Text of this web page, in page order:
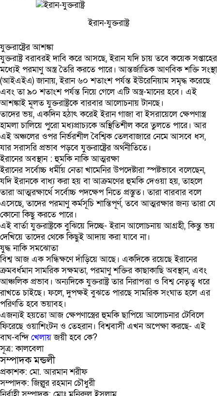
ইরান-যুক্তরাষ্ট্র
যুক্তরাষ্ট্রের আশঙ্কা
যুক্তরাষ্ট্র বরাবরই দাবি করে আসছে, ইরান যদি চায় তবে কয়েক সপ্তাহের
মধ্যেই পরমাণু অস্ত্র তৈরি করতে পারে। আন্তর্জাতিক আণবিক শক্তি সংস্থা
(আইএইএ) জানায়, ইরান ৬০ শতাংশ পর্যন্ত ইউরেনিয়াম সমৃদ্ধ করেছে
এবং তা ৯০ শতাংশ পর্যন্ত নিয়ে গেলে এটি অস্ত্র-মানের হবে। এই
আশঙ্কাই মূলত যুক্তরাষ্ট্রকে বারবার আলোচনায় টানছে।
তাদের ভয়, একদিন হঠাৎ করেই ইরান গাজা বা ইসরায়েলে ক্ষেপণাস্ত্র
হামলা চালিয়ে পুরো মধ্যপ্রাচ্যকে অস্থিতিশীল করে তুলতে পারে। আর
এই অঞ্চলের ওপর নির্ভরশীল বৈশ্বিক তেলবাজারে নেমে আসবে ধস,
যার সরাসরি প্রভাব পড়বে যুক্তরাষ্ট্রের অর্থনীতিতে।
ইরানের অবস্থান : হুমকি নাকি আত্মরক্ষা
ইরানের সর্বোচ্চ ধর্মীয় নেতা খামেনির উপদেষ্টারা স্পষ্টভাবে বলেছেন,
যদি ইরানকে বাধ্য করা হয় বা আক্রমণের হুমকি দেওয়া হয়, তাহলে
তারা আত্মরক্ষার্থে সর্বোচ্চ পদক্ষেপ নিতে প্রস্তুত। তারা বারবার বলে
এসেছে, তাদের পরমাণু কর্মসূচি শান্তিপূর্ণ, তবে আত্মরক্ষার জন্য তারা যে
কোনো কিছু করতে পারে।
এই বার্তা যুক্তরাষ্ট্রকে বুঝিয়ে দিচ্ছে- ইরান আলোচনায় আগ্রহী, কিন্তু ভয়
দেখিয়ে তাদের থেকে কিছুই আদায় করা যাবে না।
যুদ্ধ নাকি সমঝোতা
বিশ্ব আজ এক সন্ধিক্ষণে দাঁড়িয়ে আছে। একদিকে রয়েছে ইরানের
ক্রমবর্ধমান সামরিক সক্ষমতা, পরমাণু শক্তির কাছাকাছি অবস্থান, এবং
আঞ্চলিক প্রভাব। অন্যদিকে যুক্তরাষ্ট্র তার নিরাপত্তা ও বিশ্ব নেতৃত্ব ধরে
রাখতে চাইছে। ফলে, দুপক্ষই বুঝতে পারছে সামরিক সংঘাত হলে এর
পরিণতি হবে ভয়াবহ।
এজন্যই হয়তো আজ ক্ষেপণাস্ত্রের হুমকি ছাপিয়ে আলোচনার টেবিলে
ফিরেছে ওয়াশিংটন ও তেহরান। বিশ্ববাসী এখন অপেক্ষা করছে- এই
বাঘ-বন্দিখেলায়জয়ী হবে কে?
সূত্র: কালবেলা
সম্পাদক মন্ডলী
প্রকাশক: মো. আরমান শরীফ
সম্পাদক: জিল্লুর রহমান চৌধুরী